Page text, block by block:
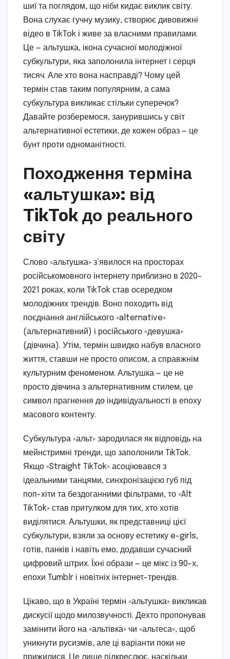
шиї та поглядом, що ніби кидає виклик світу.
Вона слухає гучну музику, створює дивовижні
відео в TikTok і живе за власними правилами.
Це — альтушка, ікона сучасної молодіжної
субкультури, яка заполонила інтернет і серця
тисяч. Але хто вона насправді? Чому цей
термін став таким популярним, а сама
субкультура викликає стільки суперечок?
Давайте розберемося, занурившись у світ
альтернативної естетики, де кожен образ — це
бунт проти одноманітності.
Походження терміна
«альтушка»: від
TikTok до реального
світу
Слово «альтушка» з’явилося на просторах
російськомовного інтернету приблизно в 2020–
2021 роках, коли TikTok став осередком
молодіжних трендів. Воно походить від
поєднання англійського «alternative»
(альтернативний) і російського «девушка»
(дівчина). Утім, термін швидко набув власного
життя, ставши не просто описом, а справжнім
культурним феноменом. Альтушка — це не
просто дівчина з альтернативним стилем, це
символ прагнення до індивідуальності в епоху
масового контенту.
Субкультура «альт» зародилася як відповідь на
мейнстримні тренди, що заполонили TikTok.
Якщо «Straight TikTok» асоціювався з
ідеальними танцями, синхронізацією губ під
поп-хіти та бездоганними фільтрами, то «Alt
TikTok» став притулком для тих, хто хотів
виділятися. Альтушки, як представниці цієї
субкультури, взяли за основу естетику e-girls,
готів, панків і навіть емо, додавши сучасний
цифровий штрих. Їхні образи — це мікс із 90-х,
епохи Tumblr і новітніх інтернет-трендів.
Цікаво, що в Україні термін «альтушка» викликав
дискусії щодо милозвучності. Дехто пропонував
замінити його на «альтівка» чи «альтеса», щоб
уникнути русизмів, але ці варіанти поки не